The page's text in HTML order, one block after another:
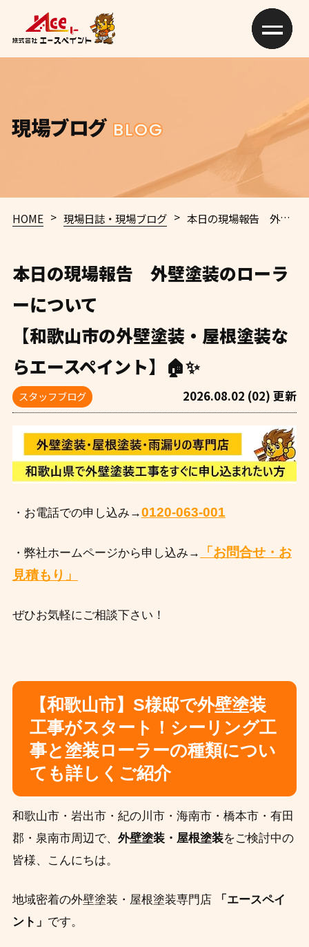
現場ブログ BLOG
HOME > 現場日誌・現場ブログ > 本日の現場報告 外壁塗装のローラーについて
本日の現場報告 外壁塗装のローラ
ーについて
【和歌山市の外壁塗装・屋根塗装な
らエースペイント】🏠✨
スタッフブログ 2026.08.02 (02) 更新
・お電話での申し込み→0120-063-001
・弊社ホームページから申し込み→
「お問合せ・お
見積もり」
ぜひお気軽にご相談下さい！
【和歌山市】S様邸で外壁塗装
工事がスタート！シーリング工
事と塗装ローラーの種類につい
ても詳しくご紹介
和歌山市・岩出市・紀の川市・海南市・橋本市・有田
郡・泉南市周辺で、 外壁塗装・屋根塗装をご検討中の
皆様、こんにちは。
地域密着の外壁塗装・屋根塗装専門店
「エースペイ
ント」 です。